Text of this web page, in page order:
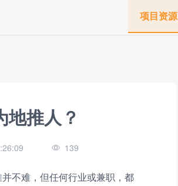
项目资源
推人？
139
不难，但任何行业或兼职，都